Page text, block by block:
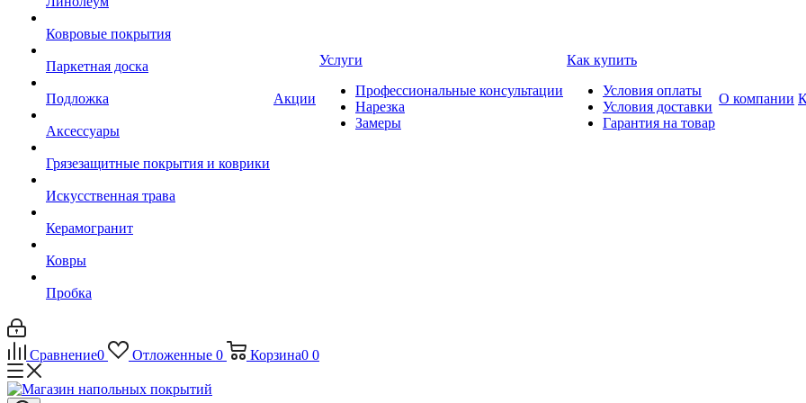
Ковровые покрытия
Паркетная доска
Подложка
Аксессуары
Грязезащитные покрытия и коврики
Искусственная трава
Керамогранит
Ковры
Пробка
Акции
Услуги
Профессиональные консультации
Нарезка
Замеры
Как купить
Условия оплаты
Условия доставки
Гарантия на товар
О компании
Сравнение0 Отложенные 0 Корзина0 0